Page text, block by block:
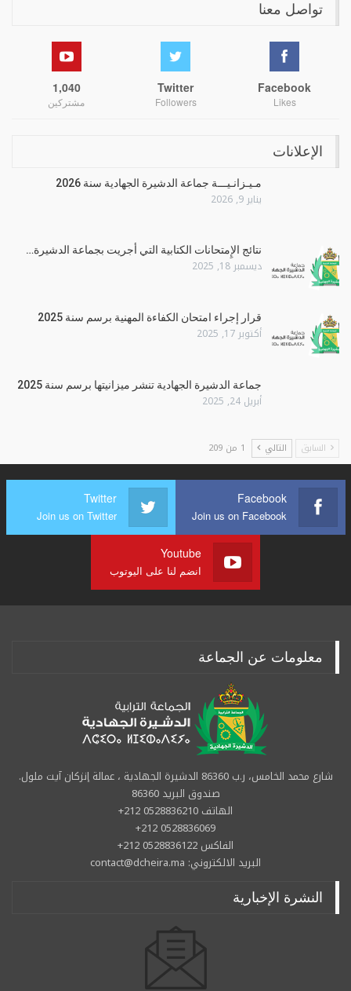
تواصل معنا
Facebook
Likes
Twitter
Followers
1,040
مشتركين
الإعلانات
مـيـزانـيـــة جماعة الدشيرة الجهادية سنة 2026
يناير 9, 2026
نتائج الإِمتحانات الكتابية التي أجريت بجماعة الدشيرة…
ديسمبر 18, 2025
قرار إجراء امتحان الكفاءة المهنية برسم سنة 2025
أكتوبر 17, 2025
جماعة الدشيرة الجهادية تنشر ميزانيتها برسم سنة 2025
أبريل 24, 2025
السابق التالي 1 من 209
Facebook
Join us on Facebook
Twitter
Join us on Twitter
Youtube
انضم لنا على اليوتوب
معلومات عن الجماعة
شارع محمد الخامس، ر.ب 86360 الدشيرة الجهادية ، عمالة إنزكان آيت ملول.
صندوق البريد 86360
الهاتف 0528836210 212+
0528836069 212+
الفاكس 0528836122 212+
البريد الالكتروني: contact@dcheira.ma
النشرة الإخبارية